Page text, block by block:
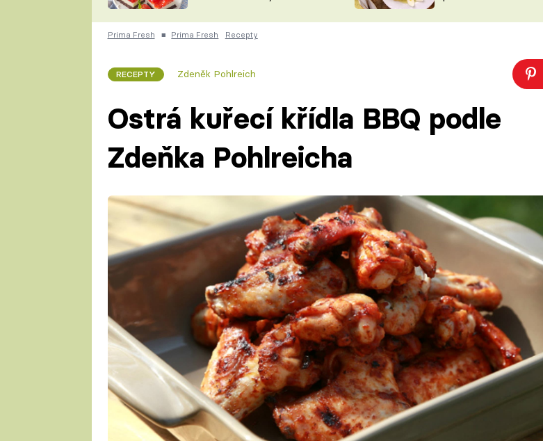
ČESKO NA TALÍŘI
KUCHAŘKA
VYCHYTÁVKY
Prima Fresh ■ Prima Fresh Recepty
RECEPTY Zdeněk Pohlreich
Ostrá kuřecí křídla BBQ podle
Zdeňka Pohlreicha